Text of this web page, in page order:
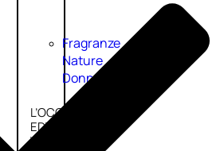
Fragranze
Nature
Donna
L’OCCITANE
EDT
VERBENA